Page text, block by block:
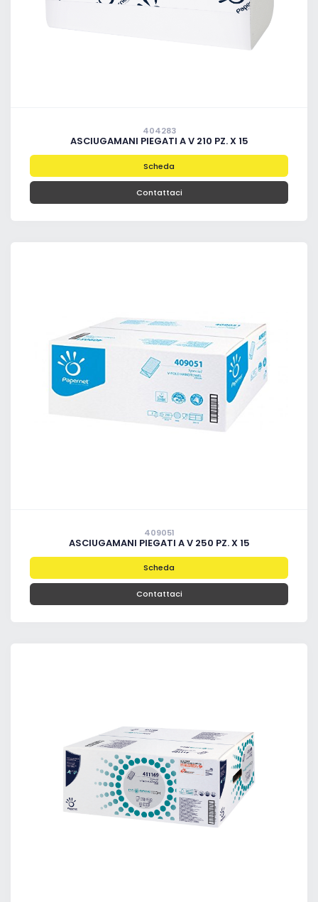
404283
ASCIUGAMANI PIEGATI A V 210 PZ. X 15
Scheda
Contattaci
409051
ASCIUGAMANI PIEGATI A V 250 PZ. X 15
Scheda
Contattaci